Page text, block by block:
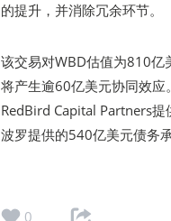
的提升，并消除冗余环节。
该交易对WBD估值为810亿
将产生逾60亿美元协同效
RedBird Capital Partners
波罗提供的540亿美元债务承
0